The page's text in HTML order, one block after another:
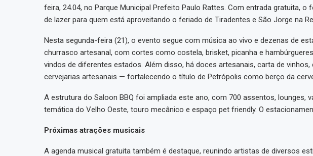
feira, 24.04, no Parque Municipal Prefeito Paulo Rattes. Com entrada gratuita, o
de lazer para quem está aproveitando o feriado de Tiradentes e São Jorge na
Nesta segunda-feira (21), o evento segue com música ao vivo e dezenas de
churrasco artesanal, com cortes como costela, brisket, picanha e
vindos de diferentes estados. Além disso, há doces artesanais, carta de
cervejarias artesanais — fortalecendo o título de Petrópolis como berço da
A estrutura do Saloon BBQ foi ampliada este ano, com 700 assentos, lounges,
temática do Velho Oeste, touro mecânico e espaço pet friendly. O
Próximas atrações musicais
A agenda musical gratuita também é destaque, reunindo artistas de diversos